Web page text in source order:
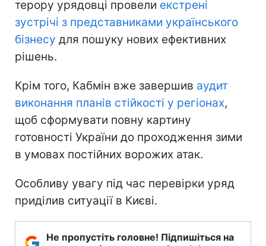
терору урядовці провели екстрені
зустрічі з представниками українського
бізнесу для пошуку нових ефективних
рішень.
Крім того, Кабмін вже завершив аудит
виконання планів стійкості у регіонах,
щоб сформувати повну картину
готовності України до проходження зими
в умовах постійних ворожих атак.
Особливу увагу під час перевірки уряд
приділив ситуації в Києві.
Не пропустіть головне! Підпишіться на